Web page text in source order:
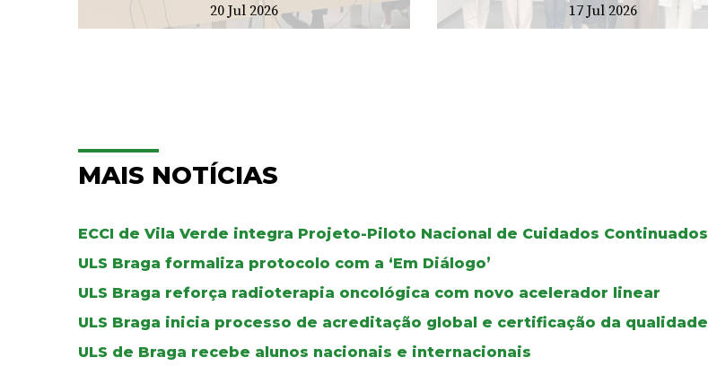
20 Jul 2026 17 Jul 2026
MAIS NOTÍCIAS
ECCI de Vila Verde integra Projeto-Piloto Nacional de Cuidados Continuados
ULS Braga formaliza protocolo com a ‘Em Diálogo’
ULS Braga reforça radioterapia oncológica com novo acelerador linear
ULS Braga inicia processo de acreditação global e certificação da qualidade
ULS de Braga recebe alunos nacionais e internacionais